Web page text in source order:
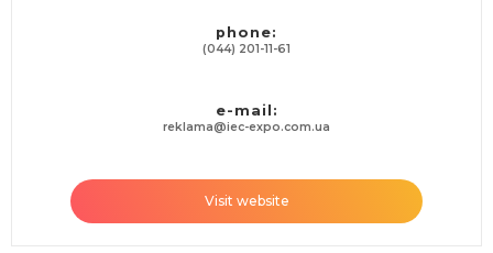
phone:
(044) 201-11-61
e-mail:
reklama@iec-expo.com.ua
Visit website